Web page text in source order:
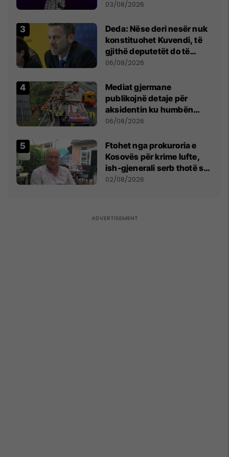
- dhe bota digjitale serbe
03/08/2026
Deda: Nëse deri nesër nuk
konstituohet Kuvendi, të
gjithë deputetët do të
bëjnë shkelje të rëndë
06/08/2026
Mediat gjermane
publikojnë detaje për
aksidentin ku humbën
jetën tre mërgimtarë nga
06/08/2026
Ftohet nga prokuroria e
Kosovës për krime lufte,
ish-gjenerali serb thotë se
dikush e tradhtoi në
02/08/2026